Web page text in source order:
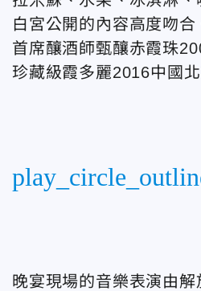
白宮公開的內容高度吻
首席釀酒師甄釀赤霞珠
珍藏級霞多麗2016中國北
晚宴現場的音樂表演由